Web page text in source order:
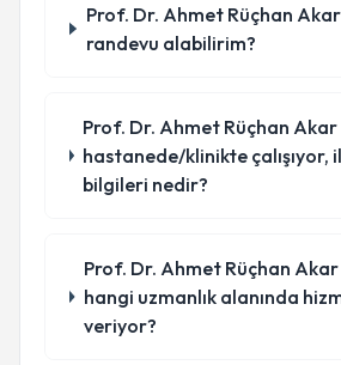
Prof. Dr. Ahmet Rüçhan Akar
randevu alabilirim?
Prof. Dr. Ahmet Rüçhan
hastanede/klinikte çalışıyor,
bilgileri nedir?
Prof. Dr. Ahmet Rüçhan
hangi uzmanlık alanında
veriyor?